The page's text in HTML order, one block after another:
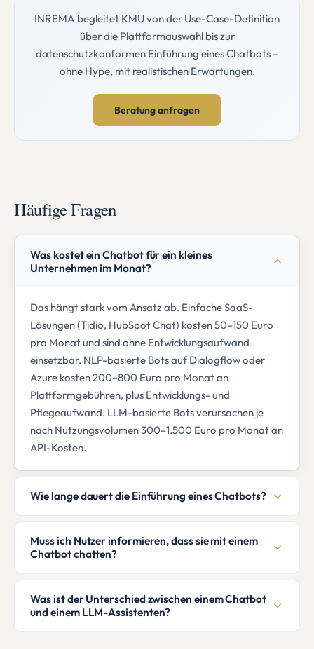
INREMA begleitet KMU von der Use-Case-Definition
über die Plattformauswahl bis zur
datenschutzkonformen Einführung eines Chatbots –
ohne Hype, mit realistischen Erwartungen.
Beratung anfragen
Häufige Fragen
Was kostet ein Chatbot für ein kleines
Unternehmen im Monat?
Das hängt stark vom Ansatz ab. Einfache SaaS-
Lösungen (Tidio, HubSpot Chat) kosten 50–150 Euro
pro Monat und sind ohne Entwicklungsaufwand
einsetzbar. NLP-basierte Bots auf Dialogflow oder
Azure kosten 200–800 Euro pro Monat an
Plattformgebühren, plus Entwicklungs- und
Pflegeaufwand. LLM-basierte Bots verursachen je
nach Nutzungsvolumen 300–1.500 Euro pro Monat an
API-Kosten.
Wie lange dauert die Einführung eines Chatbots?
Muss ich Nutzer informieren, dass sie mit einem
Chatbot chatten?
Was ist der Unterschied zwischen einem Chatbot
und einem LLM-Assistenten?